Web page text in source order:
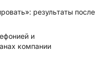
результаты после
и
компании